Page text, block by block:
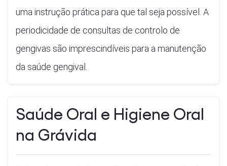
uma instrução prática para que tal seja possível. A
periodicidade de consultas de controlo de
gengivas são imprescindíveis para a manutenção
da saúde gengival.
Saúde Oral e Higiene Oral
na Grávida